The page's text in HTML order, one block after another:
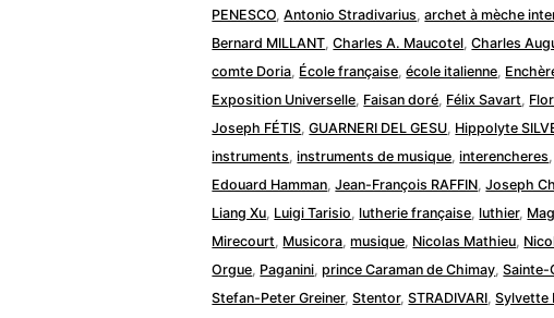
PENESCO ,Antonio Stradivarius ,archet à mèche
Bernard MILLANT ,Charles A. Maucotel ,Charles
comte Doria École française ,école italienne
Exposition Universelle Faisan doré Félix Savart
Joseph FÉTIS ,GUARNERI DEL GESU Hippolyte
instruments ,instruments de musique ,interencheres
Edouard Hamman ,Jean-François RAFFIN ,Joseph
Liang Xu Luigi Tarisio ,lutherie française ,luthier,
Mirecourt Musicora ,musique Nicolas Mathieu
Orgue Paganini ,prince Caraman de Chimay ,Sainte-
Stefan-Peter Greiner,Stentor,STRADIVARI ,Sylvette